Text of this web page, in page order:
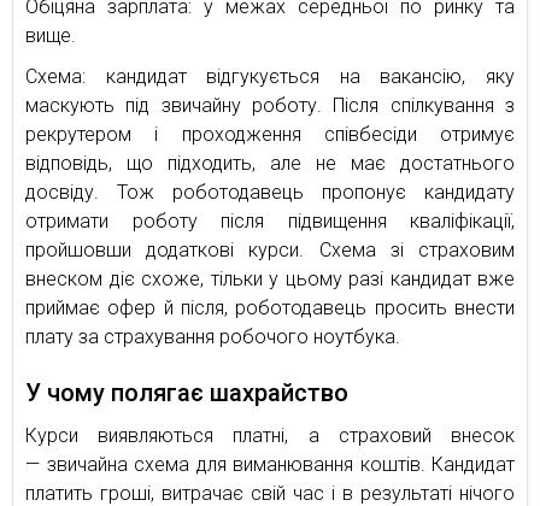
Обіцяна зарплата: у межах середньої по ринку та
вище.
Схема: кандидат відгукується на вакансію, яку
маскують під звичайну роботу. Після спілкування з
рекрутером і проходження співбесіди отримує
відповідь, що підходить, але не має достатнього
досвіду. Тож роботодавець пропонує кандидату
отримати роботу після підвищення кваліфікації,
пройшовши додаткові курси. Схема зі страховим
внеском діє схоже, тільки у цьому разі кандидат вже
приймає офер й після, роботодавець просить внести
плату за страхування робочого ноутбука.
У чому полягає шахрайство
Курси виявляються платні, а страховий внесок
— звичайна схема для виманювання коштів. Кандидат
платить гроші, витрачає свій час і в результаті нічого